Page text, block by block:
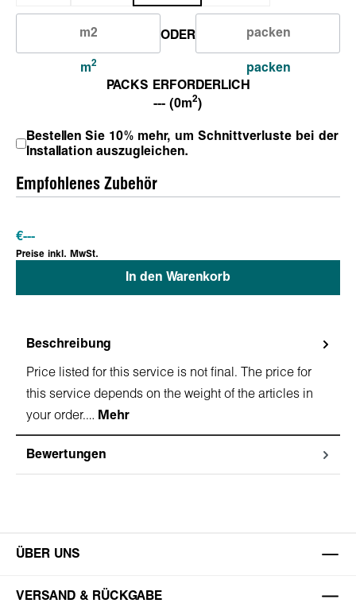
m2
ODER
packen
PACKS ERFORDERLICH
--- (0m2)
Bestellen Sie 10% mehr, um Schnittverluste bei der
Installation auszugleichen.
Empfohlenes Zubehör
€---
Preise inkl. MwSt.
In den Warenkorb
Beschreibung
Price listed for this service is not final. The price for
this service depends on the weight of the articles in
your order.… Mehr
Bewertungen
ÜBER UNS
VERSAND & RÜCKGABE